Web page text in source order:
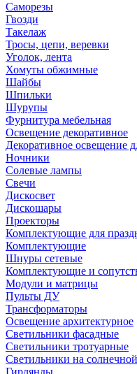
Саморезы
Гвозди
Такелаж
Тросы, цепи, веревки
Уголок, лента
Хомуты обжимные
Шайбы
Шпильки
Шурупы
Фурнитура мебельная
Освещение декоративное
Декоративное освещение
Ночники
Солевые лампы
Свечи
Дискосвет
Дискошары
Проекторы
Комплектующие для
Комплектующие
Шнуры сетевые
Комплектующие и
Модули и матрицы
Пульты ДУ
Трансформаторы
Освещение архитектурное
Светильники фасадные
Светильники тротуарные
Светильники на солнечной
Гирлянды